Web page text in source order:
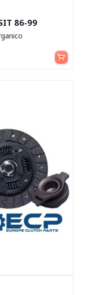
86-99
Aggiungi al carrello